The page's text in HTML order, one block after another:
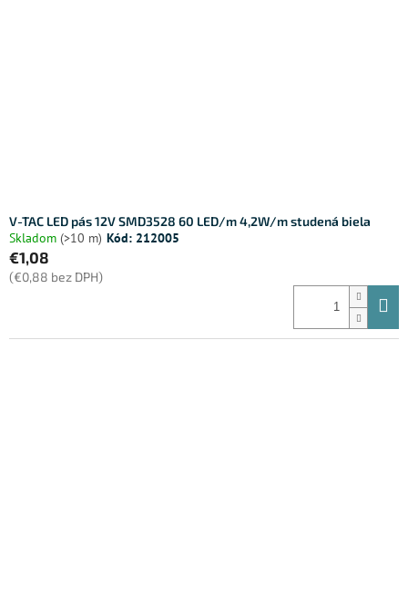
V-TAC LED pás 12V SMD3528 60 LED/m 4,2W/m studená biela
Skladom (>10 m) Kód: 212005
€1,08
(€0,88 bez DPH)